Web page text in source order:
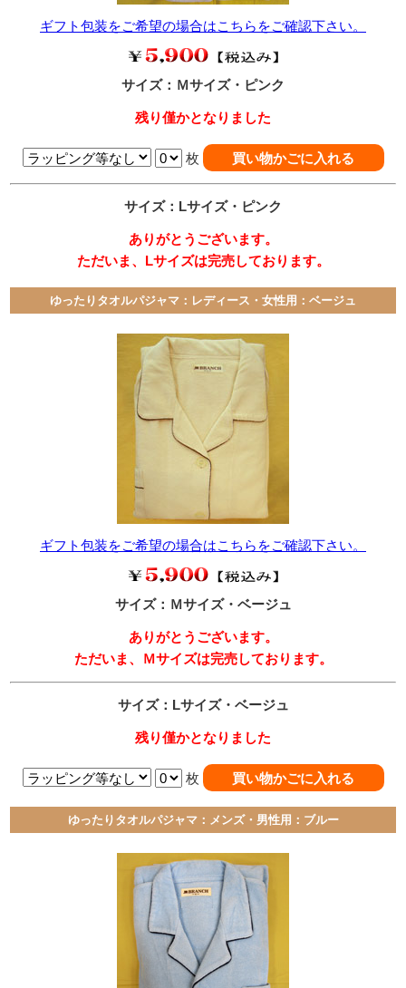
ギフト包装をご希望の場合はこちらをご確認下さい。
サイズ：Ｍサイズ・ピンク
残り僅かとなりました
枚
サイズ：Lサイズ・ピンク
ありがとうございます。
ただいま、Lサイズは完売しております。
ゆったりタオルパジャマ：レディース・女性用：ベージュ
ギフト包装をご希望の場合はこちらをご確認下さい。
サイズ：Ｍサイズ・ベージュ
ありがとうございます。
ただいま、Ｍサイズは完売しております。
サイズ：Lサイズ・ベージュ
残り僅かとなりました
枚
ゆったりタオルパジャマ：メンズ・男性用：ブルー